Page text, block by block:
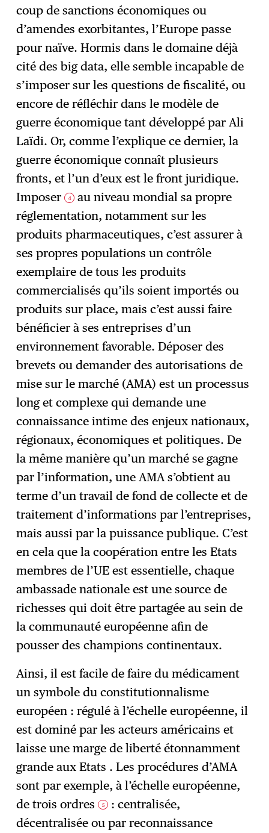
coup de sanctions économiques ou
d’amendes exorbitantes, l’Europe passe
pour naïve. Hormis dans le domaine déjà
cité des big data, elle semble incapable de
s’imposer sur les questions de fiscalité, ou
encore de réfléchir dans le modèle de
guerre économique tant développé par Ali
Laïdi. Or, comme l’explique ce dernier, la
guerre économique connaît plusieurs
fronts, et l’un d’eux est le front juridique.
Imposer 4
au niveau mondial sa propre
réglementation, notamment sur les
produits pharmaceutiques, c’est assurer à
ses propres populations un contrôle
exemplaire de tous les produits
commercialisés qu’ils soient importés ou
produits sur place, mais c’est aussi faire
bénéficier à ses entreprises d’un
environnement favorable. Déposer des
brevets ou demander des autorisations de
mise sur le marché (AMA) est un processus
long et complexe qui demande une
connaissance intime des enjeux nationaux,
régionaux, économiques et politiques. De
la même manière qu’un marché se gagne
par l’information, une AMA s’obtient au
terme d’un travail de fond de collecte et de
traitement d’informations par l’entreprises,
mais aussi par la puissance publique. C’est
en cela que la coopération entre les Etats
membres de l’UE est essentielle, chaque
ambassade nationale est une source de
richesses qui doit être partagée au sein de
la communauté européenne afin de
pousser des champions continentaux.
Ainsi, il est facile de faire du médicament
un symbole du constitutionnalisme
européen : régulé à l’échelle européenne, il
est dominé par les acteurs américains et
laisse une marge de liberté étonnamment
grande aux Etats . Les procédures d’AMA
sont par exemple, à l’échelle européenne,
de trois ordres 5
: centralisée,
décentralisée ou par reconnaissance